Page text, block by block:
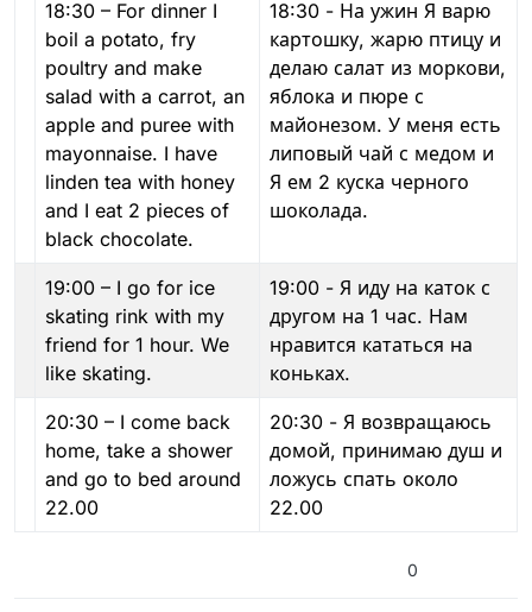
18:30 – For dinner I
boil a potato, fry
poultry and make
salad with a carrot, an
apple and puree with
mayonnaise. I have
linden tea with honey
and I eat 2 pieces of
black chocolate.
18:30 - На ужин Я варю
картошку, жарю птицу и
делаю салат из моркови,
яблока и пюре с
майонезом. У меня есть
липовый чай с медом и
Я ем 2 куска черного
шоколада.
19:00 – I go for ice
skating rink with my
friend for 1 hour. We
like skating.
19:00 - Я иду на каток с
другом на 1 час. Нам
нравится кататься на
коньках.
20:30 – I come back
home, take a shower
and go to bed around
22.00
20:30 - Я возвращаюсь
домой, принимаю душ и
ложусь спать около
22.00
0